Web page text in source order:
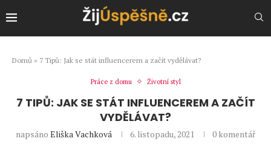
Domů » 7 Tipů: Jak se stát influencerem a začít vydělávat?
Práce z domu Životní styl
7 TIPŮ: JAK SE STÁT INFLUENCEREM A ZAČÍT
VYDĚLÁVAT?
napsáno Eliška Vachková 6. listopadu, 2021 0 komentář